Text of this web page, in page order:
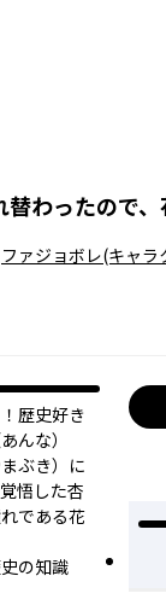
わったので
ファジョボレ(キャラ
歴史好き
んな）
ぶき）に
悟した杏
である花
の知識